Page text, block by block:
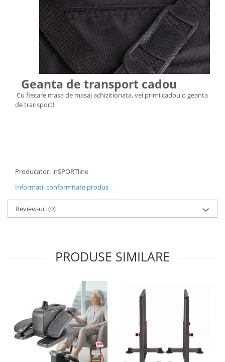
Geanta de transport cadou
Cu fiecare masa de masaj achizitionata, vei primi cadou o geanta
de transport!
Producator: inSPORTline
Informatii conformitate produs
Review-uri(0)
PRODUSE SIMILARE